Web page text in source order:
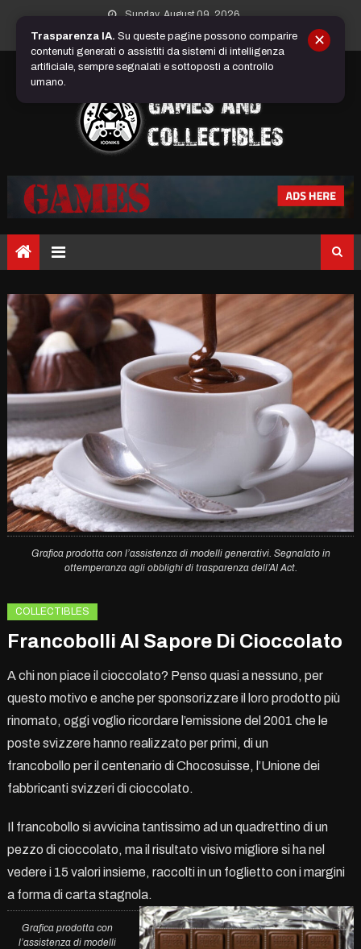
content
Sunday, August 09, 2026
Grafica prodotta con l’assistenza di modelli generativi. Segnalato in
ottemperanza agli obblighi di trasparenza dell’AI Act.
COLLECTIBLES
Francobolli Al Sapore Di Cioccolato
A chi non piace il cioccolato? Penso quasi a nessuno, per
questo motivo e anche per sponsorizzare il loro prodotto più
rinomato, oggi voglio ricordare l’emissione del 2001 che le
poste svizzere hanno realizzato per primi, di un
francobollo per il centenario di Chocosuisse, l’Unione dei
fabbricanti svizzeri di cioccolato.
Il francobollo si avvicina tantissimo ad un quadrettino di un
pezzo di cioccolato, ma il risultato visivo migliore si ha nel
vedere i 15 valori insieme, raccolti in un foglietto con i margini
a forma di carta stagnola.
Grafica prodotta con
l’assistenza di modelli
Trasparenza IA. Su queste pagine possono comparire
contenuti generati o assistiti da sistemi di intelligenza
artificiale, sempre segnalati e sottoposti a controllo
umano.
✕